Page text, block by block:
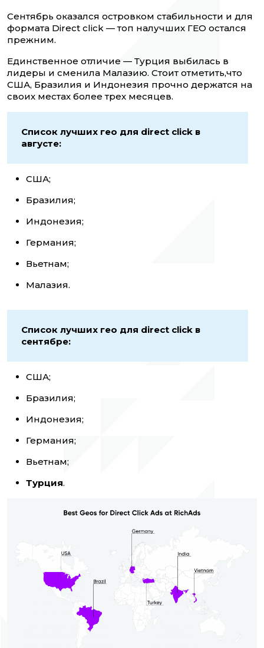
Сентябрь оказался островком стабильности и для
формата Direct click — топ налучших ГЕО остался
прежним.
Единственное отличие — Турция выбилась в
лидеры и сменила Малазию. Стоит отметить,что
США, Бразилия и Индонезия прочно держатся на
своих местах более трех месяцев.
Список лучших гео для direct click в
августе:
США;
Бразилия;
Индонезия;
Германия;
Вьетнам;
Малазия.
Список лучших гео для direct click в
сентябре:
США;
Бразилия;
Индонезия;
Германия;
Вьетнам;
Турция.